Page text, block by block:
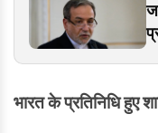
भारत के प्रतिनिधि हुए